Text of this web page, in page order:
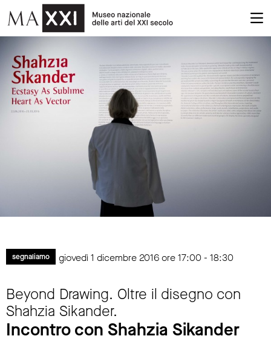
segnaliamo giovedì 1 dicembre 2016 ore 17:00 - 18:30
Beyond Drawing. Oltre il disegno con
Shahzia Sikander.
Incontro con Shahzia Sikander